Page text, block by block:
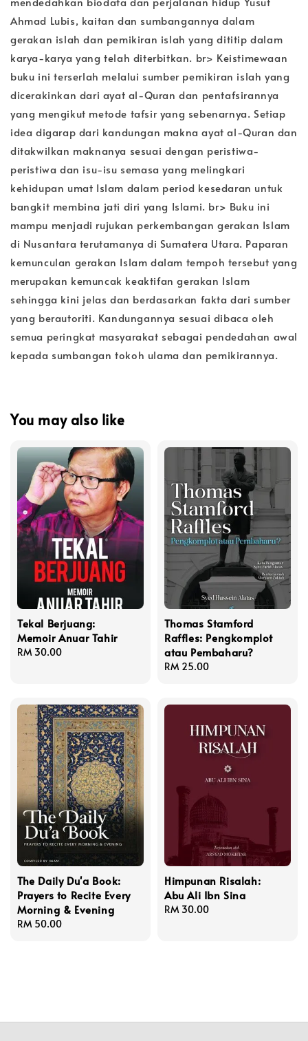
Ahmad Lubis, kaitan dan sumbangannya dalam
gerakan islah dan pemikiran islah yang dititip dalam
karya-karya yang telah diterbitkan. br> Keistimewaan
buku ini terserlah melalui sumber pemikiran islah yang
dicerakinkan dari ayat al-Quran dan pentafsirannya
yang mengikut metode tafsir yang sebenarnya. Setiap
idea digarap dari kandungan makna ayat al-Quran dan
ditakwilkan maknanya sesuai dengan peristiwa-
peristiwa dan isu-isu semasa yang melingkari
kehidupan umat Islam dalam period kesedaran untuk
bangkit membina jati diri yang Islami. br> Buku ini
mampu menjadi rujukan perkembangan gerakan Islam
di Nusantara terutamanya di Sumatera Utara. Paparan
kemunculan gerakan Islam dalam tempoh tersebut yang
merupakan kemuncak keaktifan gerakan Islam
sehingga kini jelas dan berdasarkan fakta dari sumber
yang berautoriti. Kandungannya sesuai dibaca oleh
semua peringkat masyarakat sebagai pendedahan awal
kepada sumbangan tokoh ulama dan pemikirannya.
You may also like
Tekal Berjuang:
Memoir Anuar Tahir
Regular
RM 30.00
Thomas Stamford
Raffles: Pengkomplot
atau Pembaharu?
Regular
RM 25.00
The Daily Du'a Book:
Prayers to Recite Every
Morning & Evening
Regular
RM 50.00
Himpunan Risalah:
Abu Ali Ibn Sina
Regular
RM 30.00